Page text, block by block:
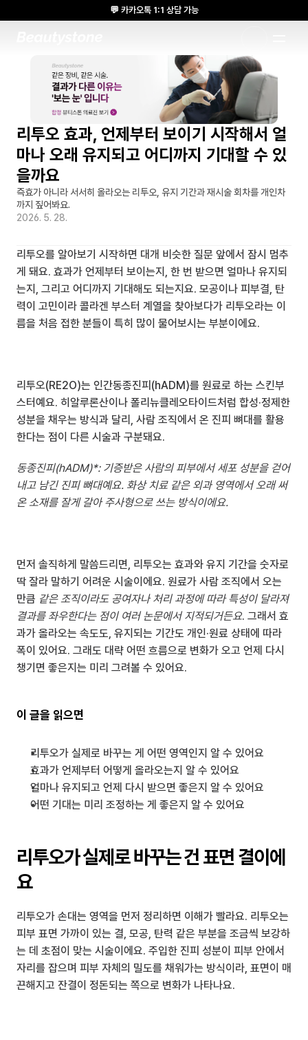
리투오 효과, 언제부터 보이기 시작해서 얼
마나 오래 유지되고 어디까지 기대할 수 있
을까요
즉효가 아니라 서서히 올라오는 리투오, 유지 기간과 재시술 회차를 개인차
까지 짚어봐요.
2026. 5. 28.
리투오를 알아보기 시작하면 대개 비슷한 질문 앞에서 잠시 멈추
게 돼요. 효과가 언제부터 보이는지, 한 번 받으면 얼마나 유지되
는지, 그리고 어디까지 기대해도 되는지요. 모공이나 피부결, 탄
력이 고민이라 콜라겐 부스터 계열을 찾아보다가 리투오라는 이
름을 처음 접한 분들이 특히 많이 물어보시는 부분이에요.
리투오(RE2O)는 인간동종진피(hADM)를 원료로 하는 스킨부
스터예요. 히알루론산이나 폴리뉴클레오타이드처럼 합성·정제한
성분을 채우는 방식과 달리, 사람 조직에서 온 진피 뼈대를 활용
한다는 점이 다른 시술과 구분돼요.
동종진피(hADM)*: 기증받은 사람의 피부에서 세포 성분을 걷어
내고 남긴 진피 뼈대예요. 화상 치료 같은 외과 영역에서 오래 써
온 소재를 잘게 갈아 주사형으로 쓰는 방식이에요.
먼저 솔직하게 말씀드리면, 리투오는 효과와 유지 기간을 숫자로
딱 잘라 말하기 어려운 시술이에요. 원료가 사람 조직에서 오는
만큼 같은 조직이라도 공여자나 처리 과정에 따라 특성이 달라져
결과를 좌우한다는 점이 여러 논문에서 지적되거든요. 그래서 효
과가 올라오는 속도도, 유지되는 기간도 개인·원료 상태에 따라
폭이 있어요. 그래도 대략 어떤 흐름으로 변화가 오고 언제 다시
챙기면 좋은지는 미리 그려볼 수 있어요.
이 글을 읽으면
리투오가 실제로 바꾸는 게 어떤 영역인지 알 수 있어요
효과가 언제부터 어떻게 올라오는지 알 수 있어요
얼마나 유지되고 언제 다시 받으면 좋은지 알 수 있어요
어떤 기대는 미리 조정하는 게 좋은지 알 수 있어요
리투오가 실제로 바꾸는 건 표면 결이에
요
리투오가 손대는 영역을 먼저 정리하면 이해가 빨라요. 리투오는
피부 표면 가까이 있는 결, 모공, 탄력 같은 부분을 조금씩 보강하
는 데 초점이 맞는 시술이에요. 주입한 진피 성분이 피부 안에서
자리를 잡으며 피부 자체의 밀도를 채워가는 방식이라, 표면이 매
끈해지고 잔결이 정돈되는 쪽으로 변화가 나타나요.
💬 카카오톡 1:1 상담 가능
🌸 뷰티스톤의원 메디톡스 방콕 Cadaver workshop 참석 🌸